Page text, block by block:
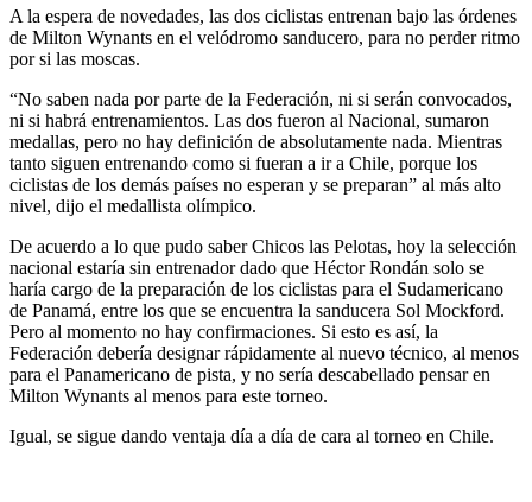
A la espera de novedades, las dos ciclistas entrenan bajo las órdenes
de Milton Wynants en el velódromo sanducero, para no perder ritmo
por si las moscas.
“No saben nada por parte de la Federación, ni si serán convocados,
ni si habrá entrenamientos. Las dos fueron al Nacional, sumaron
medallas, pero no hay definición de absolutamente nada. Mientras
tanto siguen entrenando como si fueran a ir a Chile, porque los
ciclistas de los demás países no esperan y se preparan” al más alto
nivel, dijo el medallista olímpico.
De acuerdo a lo que pudo saber Chicos las Pelotas, hoy la selección
nacional estaría sin entrenador dado que Héctor Rondán solo se
haría cargo de la preparación de los ciclistas para el Sudamericano
de Panamá, entre los que se encuentra la sanducera Sol Mockford.
Pero al momento no hay confirmaciones. Si esto es así, la
Federación debería designar rápidamente al nuevo técnico, al menos
para el Panamericano de pista, y no sería descabellado pensar en
Milton Wynants al menos para este torneo.
Igual, se sigue dando ventaja día a día de cara al torneo en Chile.